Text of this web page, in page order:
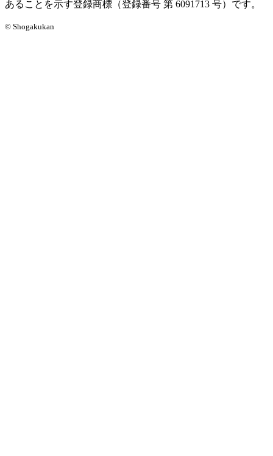
あることを示す登録商標（登録番号 第 6091713 号）です。
© Shogakukan